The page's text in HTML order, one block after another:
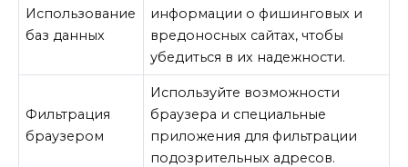
Использование
баз данных
информации о фишинговых и
вредоносных сайтах, чтобы
убедиться в их надежности.
Фильтрация
браузером
Используйте возможности
браузера и специальные
приложения для фильтрации
подозрительных адресов.